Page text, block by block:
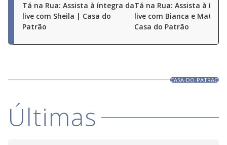
Tá na Rua: Assista à íntegra da
live com Sheila | Casa do
Patrão
Tá na Rua: Assista à
live com Bianca e
Casa do Patrão
CASA-DO-PATRAO
Últimas